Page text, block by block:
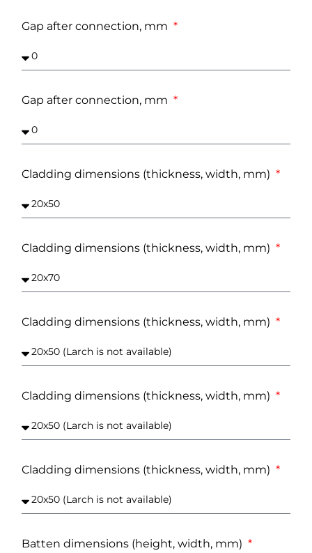
Gap after connection, mm
Gap after connection, mm
Cladding dimensions (thickness, width, mm)
Cladding dimensions (thickness, width, mm)
Cladding dimensions (thickness, width, mm)
Cladding dimensions (thickness, width, mm)
Cladding dimensions (thickness, width, mm)
Batten dimensions (height, width, mm)